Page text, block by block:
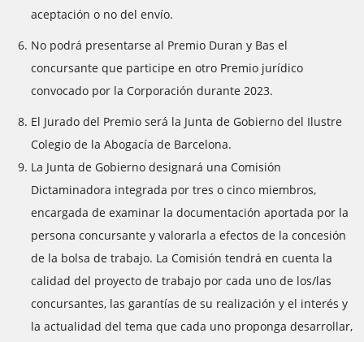
aceptación o no del envío.
No podrá presentarse al Premio Duran y Bas el
concursante que participe en otro Premio jurídico
convocado por la Corporación durante 2023.
El Jurado del Premio será la Junta de Gobierno del Ilustre
Colegio de la Abogacía de Barcelona.
La Junta de Gobierno designará una Comisión
Dictaminadora integrada por tres o cinco miembros,
encargada de examinar la documentación aportada por la
persona concursante y valorarla a efectos de la concesión
de la bolsa de trabajo. La Comisión tendrá en cuenta la
calidad del proyecto de trabajo por cada uno de los/las
concursantes, las garantías de su realización y el interés y
la actualidad del tema que cada uno proponga desarrollar,